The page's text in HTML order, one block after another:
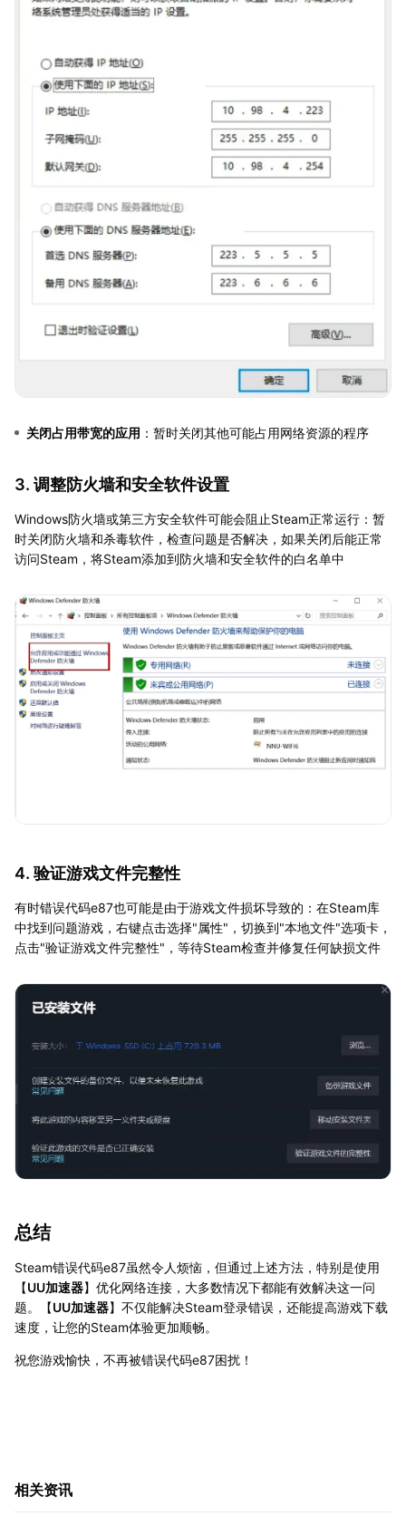
关闭占用带宽的应用 ：暂时关闭其他可能占用网络资源的程序
3. 调整防火墙和安全软件设置
Windows防火墙或第三方安全软件可能会阻止Steam正常运行：暂
时关闭防火墙和杀毒软件，检查问题是否解决，如果关闭后能正常
访问Steam，将Steam添加到防火墙和安全软件的白名单中
4. 验证游戏文件完整性
有时错误代码e87也可能是由于游戏文件损坏导致的：在Steam库
中找到问题游戏，右键点击选择"属性"，切换到"本地文件"选项卡，
点击"验证游戏文件完整性"，等待Steam检查并修复任何缺损文件
总结
Steam错误代码e87虽然令人烦恼，但通过上述方法，特别是使用
【UU加速器】优化网络连接，大多数情况下都能有效解决这一问
题。【UU加速器】不仅能解决Steam登录错误，还能提高游戏下载
速度，让您的Steam体验更加顺畅。
祝您游戏愉快，不再被错误代码e87困扰！
相关资讯